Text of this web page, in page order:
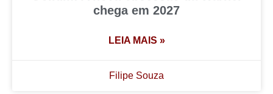
chega em 2027
LEIA MAIS »
Filipe Souza